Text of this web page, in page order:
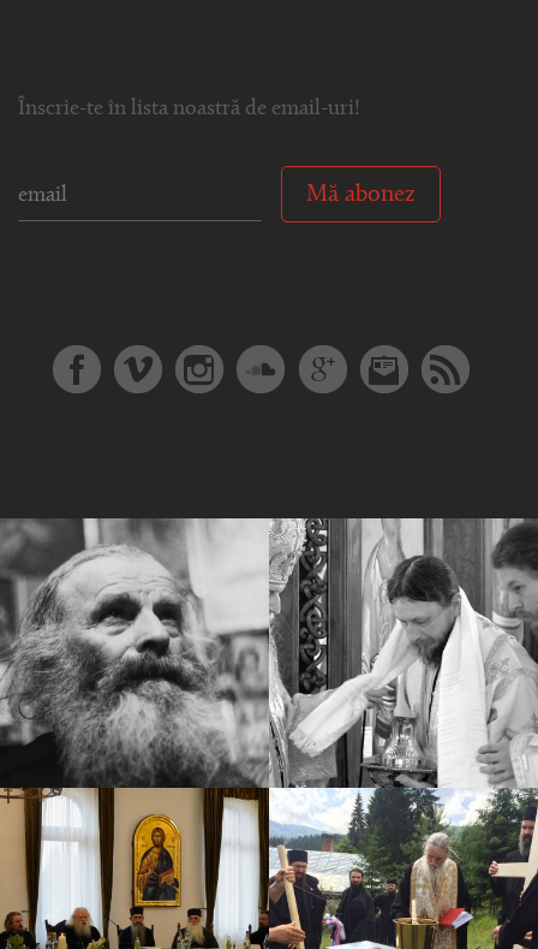
Înscrie-te în lista noastră de email-uri!
Mă abonez